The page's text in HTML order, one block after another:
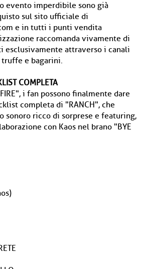
evento imperdibile sono già
sul sito ufficiale di
e in tutti i punti vendita
raccomanda vivamente di
esclusivamente attraverso i canali
e bagarini.
COMPLETA
i fan possono finalmente dare
completa di "RANCH", che
sonoro ricco di sorprese e featuring,
con Kaos nel brano "BYE